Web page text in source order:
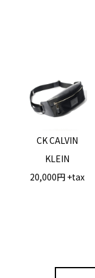
CK CALVIN
KLEIN
20,000円 +tax